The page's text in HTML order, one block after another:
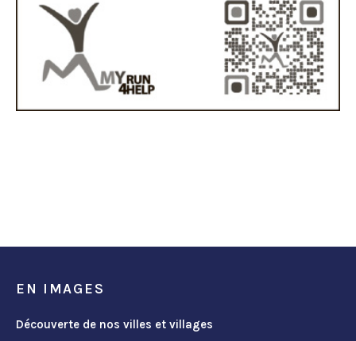
EN IMAGES
Découverte de nos villes et villages